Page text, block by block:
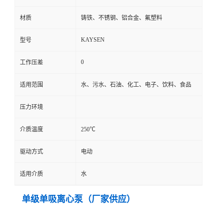
材质 铸铁、不锈钢、铝合金、氟塑料
型号 KAYSEN
工作压差 0
适用范围 水、污水、石油、化工、电子、饮料、食品
压力环境
介质温度 250℃
驱动方式 电动
适用介质 水
单级单吸离心泵（厂家供应）